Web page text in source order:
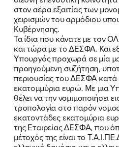
στον αέρα εξαιτίας των
χειρισμών του αρμόδιου
Κυβέρνησης.
Τα ίδια που κάνατε με τον
και τώρα με το ΔΕΣΦΑ. Και
Υπουργός προχωρά σε μία
προηγούμενη συζήτηση,
περιουσίας του ΔΕΣΦΑ κατά
εκατομμύρια ευρώ. Με μια
θέλει να την νομιμοποιήσει
τροπολογία στο παρόν
εκατοντάδες εκατομύρια
της Εταιρείας ΔΕΣΦΑ, που
μέτοχός της είναι το